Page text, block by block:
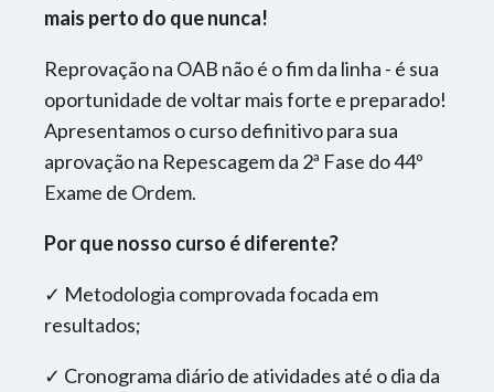
mais perto do que nunca!
Reprovação na OAB não é o fim da linha - é sua
oportunidade de voltar mais forte e preparado!
Apresentamos o curso definitivo para sua
aprovação na Repescagem da 2ª Fase do 44º
Exame de Ordem.
Por que nosso curso é diferente?
✓ Metodologia comprovada focada em
resultados;
✓ Cronograma diário de atividades até o dia da